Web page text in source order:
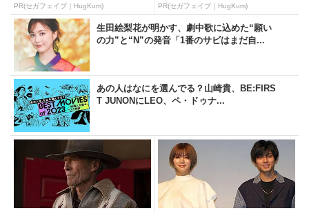
PR(セガフェイブ｜HugKum) PR(セガフェイブ｜HugKum)
生田絵梨花が明かす、劇中歌に込めた“願い
の力”と“N”の発音「1番のサビはまだ自...
あの人はなにを選んでる？山崎貴、BE:FIRS
T JUNONにLEO、ペ・ドゥナ...